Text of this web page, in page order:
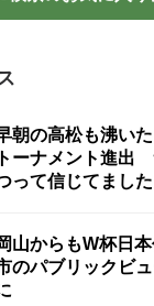
朝の高松も沸い
トーナメント進出
って信じてました
山からもW杯日
のパブリックビ